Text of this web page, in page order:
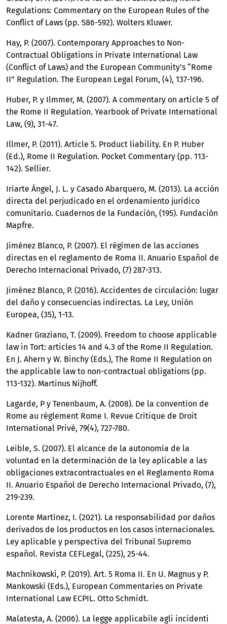
Regulations: Commentary on the European Rules of the
Conflict of Laws (pp. 586-592). Wolters Kluwer.
Hay, P. (2007). Contemporary Approaches to Non-
Contractual Obligations in Private International Law
(Conflict of Laws) and the European Community’s “Rome
II” Regulation. The European Legal Forum, (4), 137-196.
Huber, P. y Ilmmer, M. (2007). A commentary on article 5 of
the Rome II Regulation. Yearbook of Private International
Law, (9), 31-47.
Illmer, P. (2011). Article 5. Product liability. En P. Huber
(Ed.), Rome II Regulation. Pocket Commentary (pp. 113-
142). Sellier.
Iriarte Ángel, J. L. y Casado Abarquero, M. (2013). La acción
directa del perjudicado en el ordenamiento jurídico
comunitario. Cuadernos de la Fundación, (195). Fundación
Mapfre.
Jiménez Blanco, P. (2007). El régimen de las acciones
directas en el reglamento de Roma II. Anuario Español de
Derecho Internacional Privado, (7) 287-313.
Jiménez Blanco, P. (2016). Accidentes de circulación: lugar
del daño y consecuencias indirectas. La Ley, Unión
Europea, (35), 1-13.
Kadner Graziano, T. (2009). Freedom to choose applicable
law in Tort: articles 14 and 4.3 of the Rome II Regulation.
En J. Ahern y W. Binchy (Eds.), The Rome II Regulation on
the applicable law to non-contractual obligations (pp.
113-132). Martinus Nijhoff.
Lagarde, P y Tenenbaum, A. (2008). De la convention de
Rome au règlement Rome I. Revue Critique de Droit
International Privé, 79(4), 727-780.
Leible, S. (2007). El alcance de la autonomía de la
voluntad en la determinación de la ley aplicable a las
obligaciones extracontractuales en el Reglamento Roma
II. Anuario Español de Derecho Internacional Privado, (7),
219-239.
Lorente Martínez, I. (2021). La responsabilidad por daños
derivados de los productos en los casos internacionales.
Ley aplicable y perspectiva del Tribunal Supremo
español. Revista CEFLegal, (225), 25-44.
Machnikowski, P. (2019). Art. 5 Roma II. En U. Magnus y P.
Mankowski (Eds.), European Commentaries on Private
International Law ECPIL. Otto Schmidt.
Malatesta, A. (2006). La legge applicabile agli incidenti